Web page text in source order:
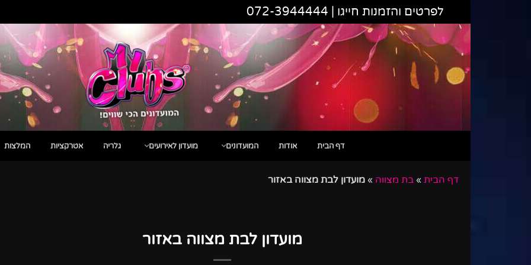
לפרטים והזמנות חייגו | 072-3944444
דף הבית אודות המועדונים מועדון לאירועים גלריה אטרקציות המלצות
דף הבית » בת מצווה » מועדון לבת מצווה באזור
מועדון לבת מצווה באזור